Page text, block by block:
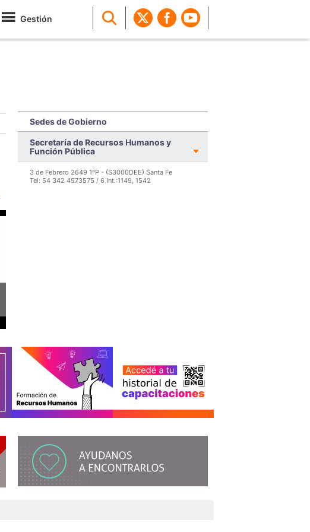
Gestión
Sedes de Gobierno
Secretaría de Recursos Humanos y
Función Pública
3 de Febrero 2649 1ºP - (S3000DEE) Santa Fe
Tel: 54 342 4573575 / 6 Int.:1149, 1542